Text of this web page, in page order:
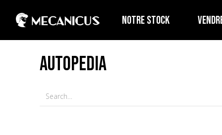
NOTRE STOCK
AUTOPEDIA